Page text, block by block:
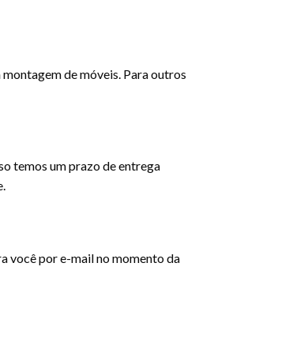
de móveis. Para outros
temos um prazo de entrega
você por e-mail no momento da